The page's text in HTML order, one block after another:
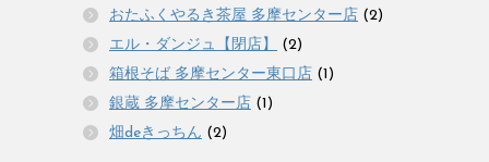
おたふくやるき茶屋 多摩センター店 (2)
エル・ダンジュ【閉店】
(2)
箱根そば 多摩センター東口店 (1)
銀蔵 多摩センター店 (1)
畑deきっちん (2)